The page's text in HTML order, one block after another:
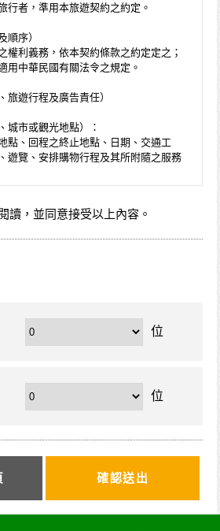
行者，準用本旅遊契約之約定。
順序）
權利義務，依本契約條款之約定定之；
用中華民國有關法令之規定。
旅遊行程及廣告責任）
城市或觀光地點）：
點、回程之終止地點、日期、交通工
遊覽、安排購物行程及其所附隨之服務
廣告、宣傳文件、行程表或說明會之說
不得低於廣告之內容。
準時集合出發。甲方未準時到約
，亦未能中途加入旅遊者，視為甲方任
款方式）
。除雙方有特別約定者外，甲
方應以__________(現金、信用卡、轉
臺幣__________________元。
現金、信用卡、轉帳、支票等
明會時繳清。
雙方同意並增訂其他協議事項於本契約
以任何名義要求增加旅遊費用。
讀，並同意接受以上內容。
位
位